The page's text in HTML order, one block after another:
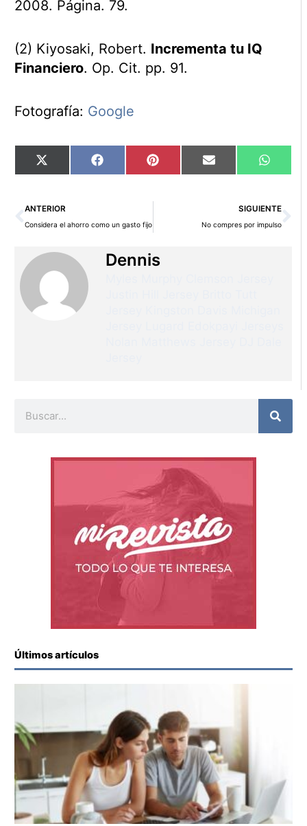
2008. Página. 79.
(2) Kiyosaki, Robert. Incrementa tu IQ
Financiero. Op. Cit. pp. 91.
Fotografía: Google
Compartir
en
X
(Twitter)
Compartir
en
Facebook Compartir
en
Pinterest Compartir
en
Email
en
Ant
ANTERIOR
Considera el ahorro como un gasto fijo
SIGUIENTE
No compres por impulso
Dennis
Últimos artículos